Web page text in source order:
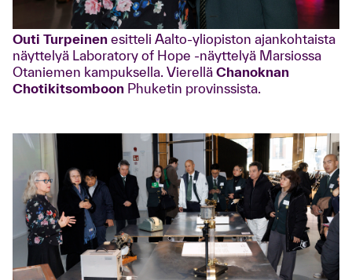
Outi Turpeinen esitteli Aalto-yliopiston ajankohtaista
näyttelyä Laboratory of Hope -näyttelyä Marsiossa
Otaniemen kampuksella. Vierellä Chanoknan
Chotikitsomboon Phuketin provinssista.